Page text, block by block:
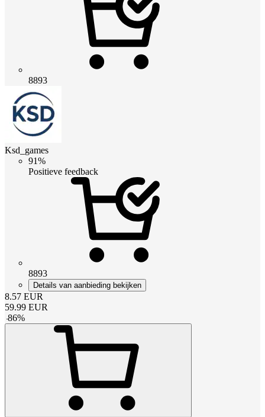
8893
Ksd_games
91%
Positieve feedback
8893
Details van aanbieding bekijken
8.57 EUR
59.99 EUR
-86%